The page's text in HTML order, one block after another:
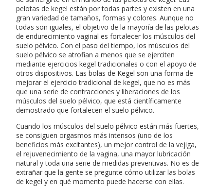
pelotas de kegel están por todas partes y existen en una
gran variedad de tamaños, formas y colores. Aunque no
todas son iguales, el objetivo de la mayoría de las pelotas
de endurecimiento vaginal es fortalecer los músculos del
suelo pélvico. Con el paso del tiempo, los músculos del
suelo pélvico se atrofian a menos que se ejerciten
mediante ejercicios kegel tradicionales o con el apoyo de
otros dispositivos. Las bolas de Kegel son una forma de
mejorar el ejercicio tradicional de kegel, que no es más
que una serie de contracciones y liberaciones de los
músculos del suelo pélvico, que está científicamente
demostrado que fortalecen el suelo pélvico.
Cuando los músculos del suelo pélvico están más fuertes,
se consiguen orgasmos más intensos (uno de los
beneficios más excitantes), un mejor control de la vejiga,
el rejuvenecimiento de la vagina, una mayor lubricación
natural y toda una serie de medidas preventivas. No es de
extrañar que la gente se pregunte cómo utilizar las bolas
de kegel y en qué momento puede hacerse con ellas.